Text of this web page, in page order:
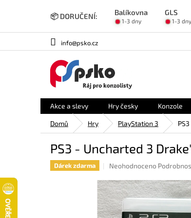
📦 DORUČENÍ: Balíkovna GLS
1-3 dny 1-3 dny
info@psko.cz
Akce a slevy Hry česky Konzole
Domů Hry PlayStation 3
PS3 - Uncharted 3
Dárek zdarma
Průměrné
produktu
je
0,0
z
Neohodnoceno